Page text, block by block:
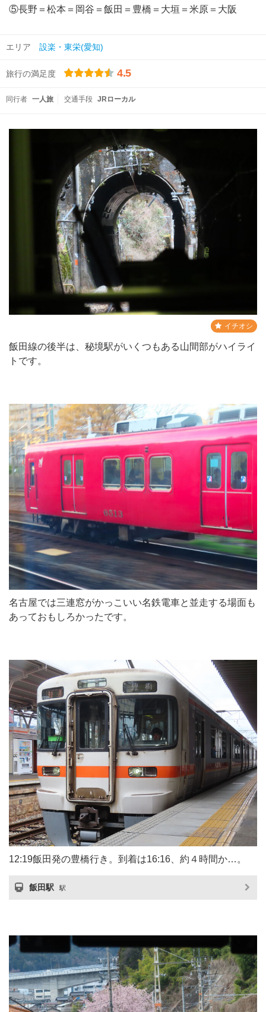
⑤長野＝松本＝岡谷＝飯田＝豊橋＝大垣＝米原＝大阪
エリア 設楽・東栄(愛知)
旅行の満足度 4.5
同行者 一人旅 交通手段 JRローカル
イチオシ
飯田線の後半は、秘境駅がいくつもある山間部がハイライ
トです。
名古屋では三連窓がかっこいい名鉄電車と並走する場面も
あっておもしろかったです。
12:19飯田発の豊橋行き。到着は16:16、約４時間か…。
飯田駅 駅